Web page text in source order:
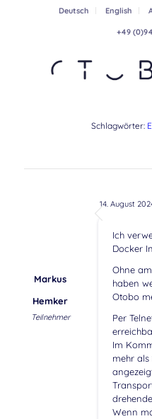
Deutsch English
+49
Schlagwörter:
14. August
Markus
Hemker
Teilnehmer
Ich
Docker
Ohne
haben
Otobo
Per
Im
mehr
Wenn